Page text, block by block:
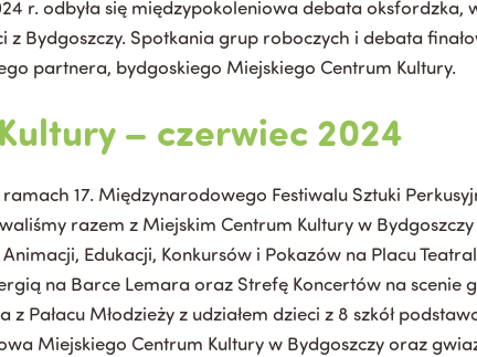
r. odbyła się międzypokoleniowa debata oksfordzka,
z Bydgoszczy. Spotkania grup roboczych i debata
partnera, bydgoskiego Miejskiego Centrum Kultury.
– czerwiec 2024
17. Międzynarodowego Festiwalu Sztuki
razem z Miejskim Centrum Kultury w
Edukacji, Konkursów i Pokazów na Placu
na Barce Lemara oraz Strefę Koncertów na scenie
z Pałacu Młodzieży z udziałem dzieci z 8 szkół
Miejskiego Centrum Kultury w Bydgoszczy oraz